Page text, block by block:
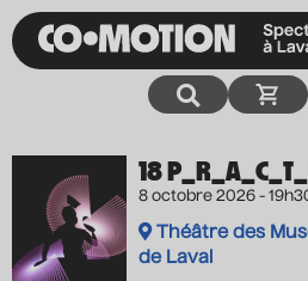
18
8 octobre 2026 -
Théâtre des
de Laval